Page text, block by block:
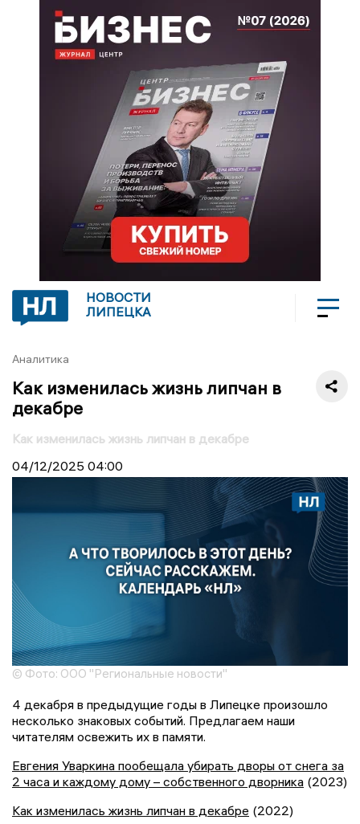
НОВОСТИ
ЛИПЕЦКА
Аналитика
Как изменилась жизнь липчан в
декабре
Как изменилась жизнь липчан в декабре
04/12/2025 04:00
© Фото: ООО "Региональные новости"
4 декабря в предыдущие годы в Липецке произошло
несколько знаковых событий. Предлагаем наши
читателям освежить их в памяти.
Евгения Уваркина пообещала убирать дворы от снега за
2 часа и каждому дому – собственного дворника (2023)
Как изменилась жизнь липчан в декабре (2022)